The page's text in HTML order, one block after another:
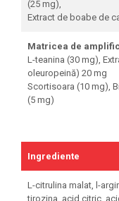
(25 mg),
Extract de boabe de
Matricea de
L-teanina (30 mg),
oleuropeină) 20 mg
Scortisoara (10 mg),
(5 mg)
Ingrediente
L-citrulina malat, l-
tirozina, acid citric,